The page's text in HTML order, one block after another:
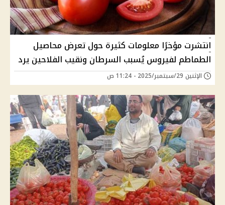
انتشرت مؤخرًا معلومات كثيرة حول تعرض محاصيل
الطماطم لفيروس يُسبب السرطان ونقيب الفلاحين يرد
الإثنين 29/سبتمبر/2025 - 11:24 ص